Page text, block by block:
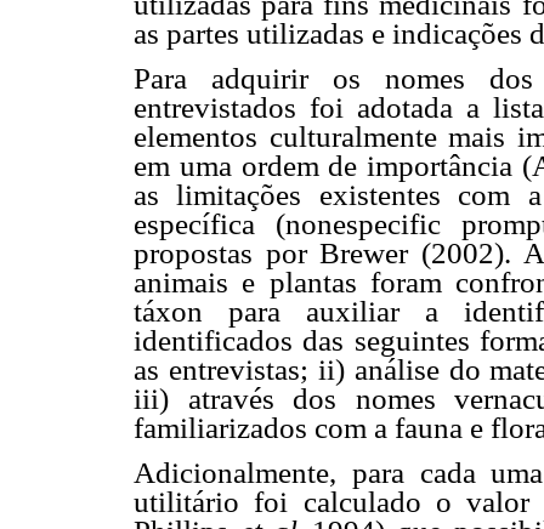
as partes utilizadas e indicações
Para adquirir os nomes
entrevistados foi adotada a
elementos culturalmente mais
em uma ordem de importância
as limitações existentes com
específica (nonespecific
propostas por Brewer (2002).
animais e plantas foram
táxon para auxiliar a
identificados das seguintes
as entrevistas; ii) análise do
iii) através dos nomes
familiarizados com a fauna e
Adicionalmente, para cada
utilitário foi calculado o valor